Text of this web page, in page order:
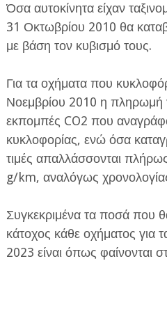
Όσα αυτοκίνητα είχαν
31 Οκτωβρίου 2010 θα
με βάση τον κυβισμό τους.
Για τα οχήματα που
Νοεμβρίου 2010 η πληρωμή
εκπομπές CO2 που
κυκλοφορίας, ενώ όσα
τιμές απαλλάσσονται
g/km, αναλόγως
Συγκεκριμένα τα ποσά που
κάτοχος κάθε οχήματος για
2023 είναι όπως φαίνονται